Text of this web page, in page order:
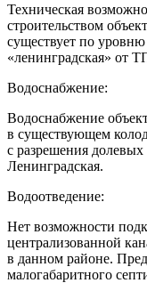
Техническая
строительством
существует по
«ленинградская» от
Водоснабжение:
Водоснабжение
в существующем
с разрешения
Ленинградская.
Водоотведение:
Нет возможности
централизованной
в данном районе.
малогабаритного